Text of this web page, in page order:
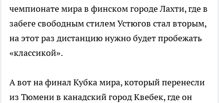
чемпионате мира в финском городе Лахти, где в
забеге свободным стилем Устюгов стал вторым,
на этот раз дистанцию нужно будет пробежать
«классикой».
А вот на финал Кубка мира, который перенесли
из Тюмени в канадский город Квебек, где он